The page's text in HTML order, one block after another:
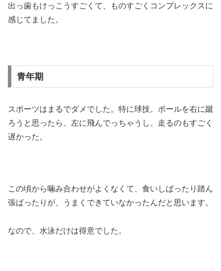
出っ歯もけっこうすごくて、ものすごくコンプレックスに
感じてました。
青年期
スポーツはまるでダメでした。特に球技。ボールを右に蹴
ろうと思ったら、左に飛んでっちゃうし、走るのもすごく
遅かった。
この頃から噛み合わせがよくなくて、食いしばったり踏ん
張ばったりが、うまくできていなかったんだと思います。
なので、水泳だけは得意でした。